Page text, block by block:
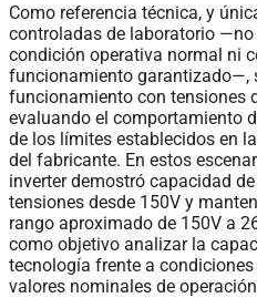
Como referencia técnica, y
controladas de laboratorio
condición operativa normal ni
funcionamiento garantizado—,
funcionamiento con tensiones
evaluando el comportamiento
de los límites establecidos en
del fabricante. En estos
inverter demostró capacidad
tensiones desde 150V y
rango aproximado de 150V a
como objetivo analizar la
tecnología frente a
valores nominales de